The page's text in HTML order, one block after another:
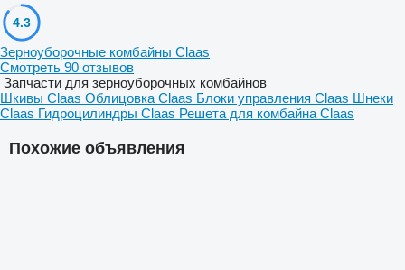
Похожие объявления
4.3
Зерноуборочные комбайны Claas
Смотреть 90 отзывов
Запчасти для зерноуборочных комбайнов
Шкивы Claas Облицовка Claas Блоки управления Claas Шнеки
Claas Гидроцилиндры Claas Решета для комбайна Claas